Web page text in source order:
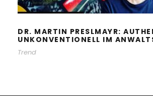
DR. MARTIN PRESLMAYR:
UNKONVENTIONELL IM
Trend